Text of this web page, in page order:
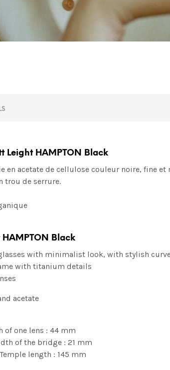
Leight HAMPTON Black
en acetate de cellulose couleur noire, fine
trou de serrure.
Black
with minimalist look, with stylish
with titanium details
acetate
of one lens : 44 mm
of the bridge : 21 mm
length : 145 mm